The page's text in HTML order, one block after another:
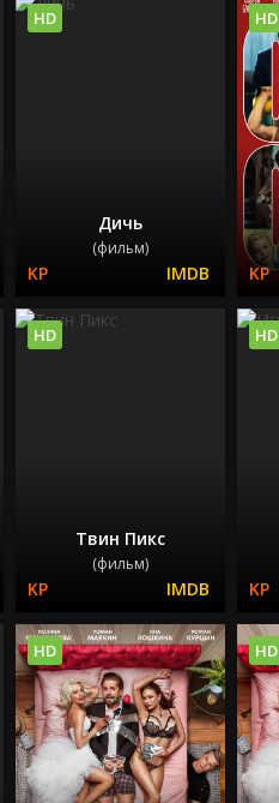
Дичь
(фильм)
HD HD
Твин Пикс
(фильм)
HD HD
HD HD